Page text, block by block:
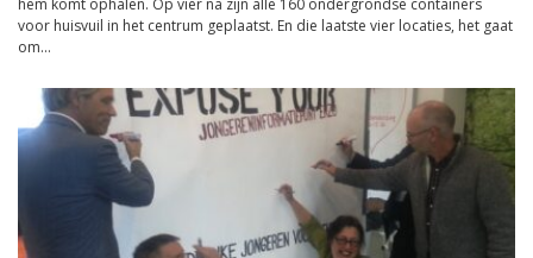
hem komt ophalen. Op vier na zijn alle 160 ondergrondse containers
voor huisvuil in het centrum geplaatst. En die laatste vier locaties, het gaat
om...